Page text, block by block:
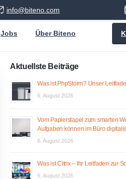
info@biteno.com
Jobs Über Biteno
Aktuellste Beiträge
Was ist PhpStorm? Unser
6. August 2026
Vom Papierstapel zum smarten
Aufgaben können im Büro
6. August 2026
Was ist Citrix – Ihr Leitfaden zur
6. August 2026